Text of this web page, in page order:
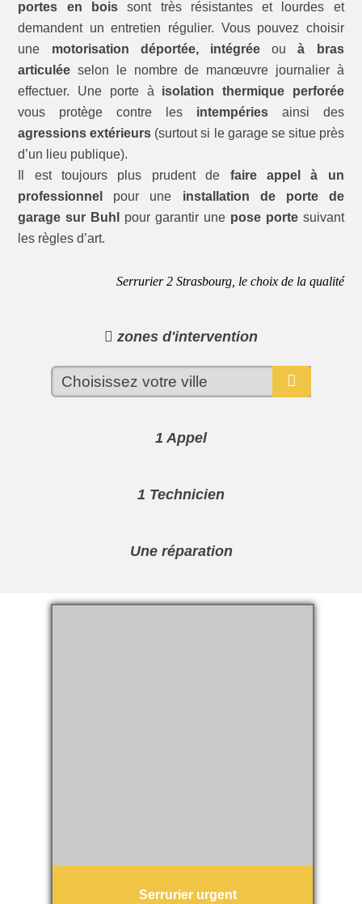
portes en boissont très résistantes et lourdes et
demandent un entretien régulier. Vous pouvez choisir
une motorisation déportée, intégrée ouà bras
articulée selon le nombre de manœuvre journalier à
effectuer. Une porte à isolation thermique perforée
vous protège contre les intempériesainsi des
agressions extérieurs (surtout si le garage se situe près
d’un lieu publique).
Il est toujours plus prudent de faire appel à un
professionnel
pour une installation de porte de
garage sur Buhl
pour garantir une pose portesuivant
les règles d’art.
Serrurier 2 Strasbourg, le choix de la qualité
zones d'intervention
1 Appel
1 Technicien
Une réparation
Serrurier urgent